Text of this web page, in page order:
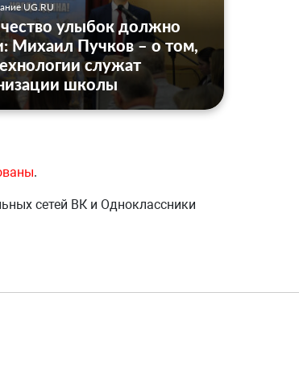
UG.RU
улыбок должно
Михаил Пучков – о том,
служат
школы
.
сетей ВК и Одноклассники